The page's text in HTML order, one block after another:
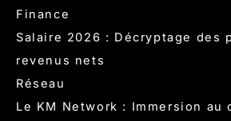
Finance
Salaire 2026 : Décryptage des
revenus nets
Réseau
Le KM Network : Immersion au